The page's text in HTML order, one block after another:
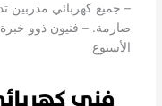
– جميع كهربائي مدربين
صارمة. – فنيون ذوو
الأسبوع